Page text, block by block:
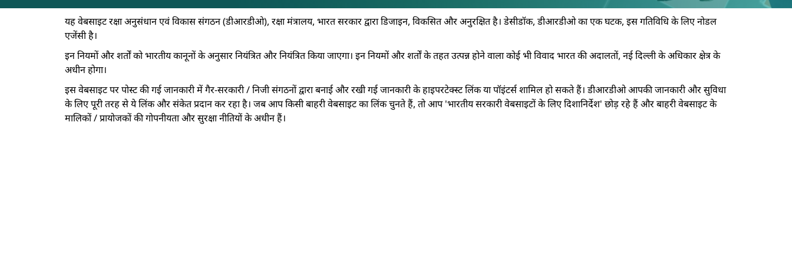
नियम एवं शर्तें
यह वेबसाइट रक्षा अनुसंधान एवं विकास संगठन (डीआरडीओ), रक्षा मंत्रालय, भारत सरकार द्वारा डिजाइन, विकसित और अनुरक्षित है। डेसीडॉक, डीआरडीओ का एक घटक, इस गतिविधि के लिए नोडल
एजेंसी है।
इन नियमों और शर्तों को भारतीय कानूनों के अनुसार नियंत्रित और नियंत्रित किया जाएगा। इन नियमों और शर्तों के तहत उत्पन्न होने वाला कोई भी विवाद भारत की अदालतों, नई दिल्ली के अधिकार क्षेत्र के
अधीन होगा।
इस वेबसाइट पर पोस्ट की गई जानकारी में गैर-सरकारी / निजी संगठनों द्वारा बनाई और रखी गई जानकारी के हाइपरटेक्स्ट लिंक या पॉइंटर्स शामिल हो सकते हैं। डीआरडीओ आपकी जानकारी और सुविधा
के लिए पूरी तरह से ये लिंक और संकेत प्रदान कर रहा है। जब आप किसी बाहरी वेबसाइट का लिंक चुनते हैं, तो आप 'भारतीय सरकारी वेबसाइटों के लिए दिशानिर्देश' छोड़ रहे हैं और बाहरी वेबसाइट के
मालिकों / प्रायोजकों की गोपनीयता और सुरक्षा नीतियों के अधीन हैं।